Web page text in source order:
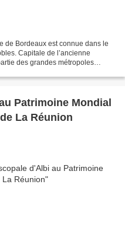
de Bordeaux est connue dans le
Capitale de l’ancienne
des grandes métropoles
Patrimoine Mondial
La Réunion